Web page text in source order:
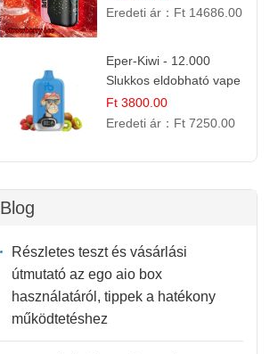
Eredeti ár： Ft 14686.00
Eper-Kiwi - 12.000
Slukkos eldobható vape
| Friss Gyümölcs
Kombináció
Ft 3800.00
Eredeti ár： Ft 7250.00
Blog
Részletes teszt és vásárlási
útmutató az ego aio box
használatáról, tippek a hatékony
működtetéshez